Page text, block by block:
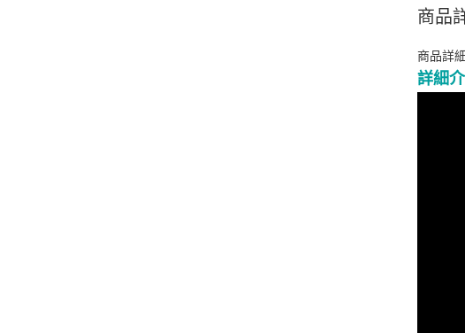
商品
商品詳
詳細